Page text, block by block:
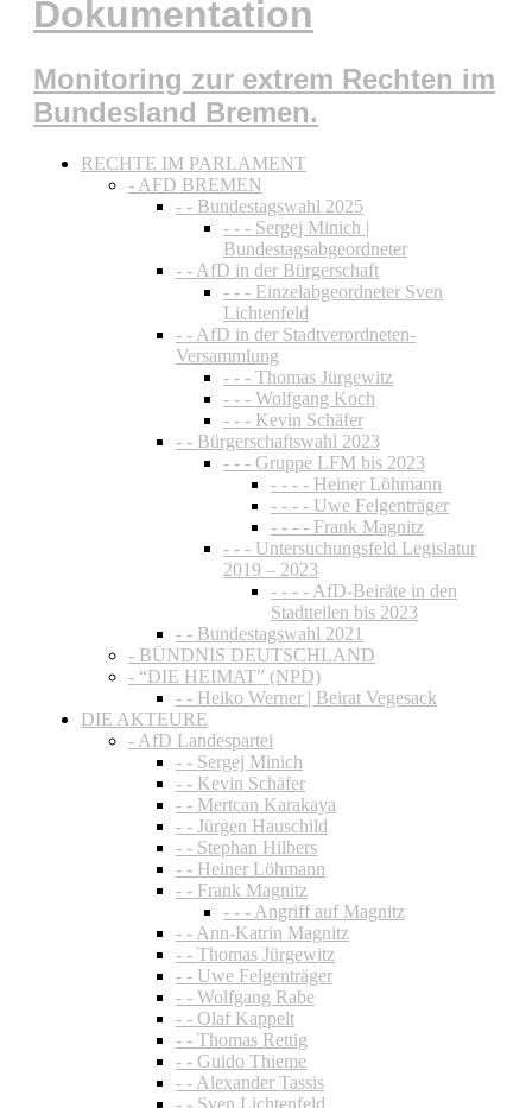
Dokumentation
Monitoring zur extrem Rechten im
Bundesland Bremen.
RECHTE IM PARLAMENT
- AFD BREMEN
- - Bundestagswahl 2025
- - - Sergej Minich |
Bundestagsabgeordneter
- - AfD in der Bürgerschaft
- - - Einzelabgeordneter Sven
Lichtenfeld
- - AfD in der Stadtverordneten-
Versammlung
- - - Thomas Jürgewitz
- - - Wolfgang Koch
- - - Kevin Schäfer
- - Bürgerschaftswahl 2023
- - - Gruppe LFM bis 2023
- - - - Heiner Löhmann
- - - - Uwe Felgenträger
- - - - Frank Magnitz
- - - Untersuchungsfeld Legislatur
2019 – 2023
- - - - AfD-Beiräte in den
Stadtteilen bis 2023
- - Bundestagswahl 2021
- BÜNDNIS DEUTSCHLAND
- “DIE HEIMAT” (NPD)
- - Heiko Werner | Beirat Vegesack
DIE AKTEURE
- AfD Landespartei
- - Sergej Minich
- - Kevin Schäfer
- - Mertcan Karakaya
- - Jürgen Hauschild
- - Stephan Hilbers
- - Heiner Löhmann
- - Frank Magnitz
- - - Angriff auf Magnitz
- - Ann-Katrin Magnitz
- - Thomas Jürgewitz
- - Uwe Felgenträger
- - Wolfgang Rabe
- - Olaf Kappelt
- - Thomas Rettig
- - Guido Thieme
- - Alexander Tassis
- - Sven Lichtenfeld